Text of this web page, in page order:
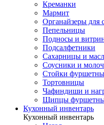
Креманки
Мармит
Органайзеры для
Пепельницы
Подносы и
Подсалфетники
Сахарницы и
Соусники и
Стойки
Тортовницы
Чафиндиши и
Щипцы
Кухонный инвентарь
Кухонный инвентарь